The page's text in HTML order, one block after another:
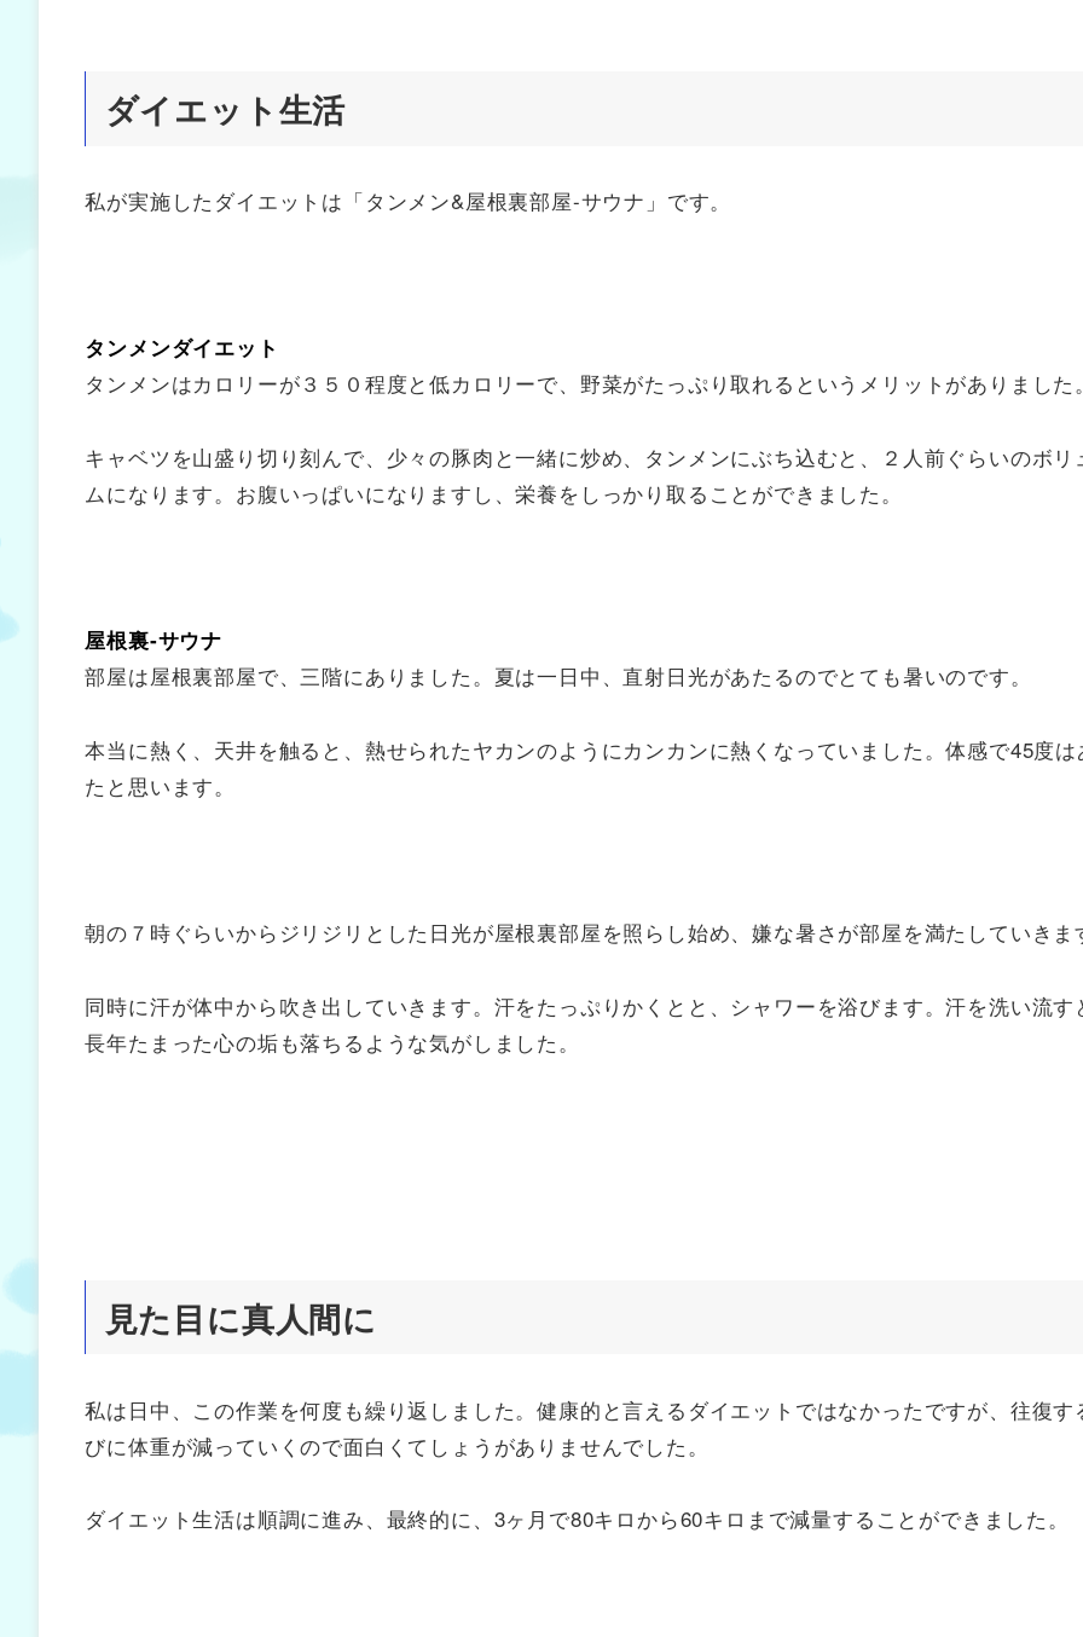
ダイエット生活
私が実施したダイエットは「タンメン&屋根裏部屋-サウナ」です。
タンメンダイエット
タンメンはカロリーが３５０程度と低カロリーで、野菜がたっぷり取れるというメリットがありました
キャベツを山盛り切り刻んで、少々の豚肉と一緒に炒め、タンメンにぶち込むと、２人前ぐらいのボリ
ムになります。お腹いっぱいになりますし、栄養をしっかり取ることができました。
屋根裏‐サウナ
部屋は屋根裏部屋で、三階にありました。夏は一日中、直射日光があたるのでとても暑いのです。
本当に熱く、天井を触ると、熱せられたヤカンのようにカンカンに熱くなっていました。体感で45度は
たと思います。
朝の７時ぐらいからジリジリとした日光が屋根裏部屋を照らし始め、嫌な暑さが部屋を満たしていきま
同時に汗が体中から吹き出していきます。汗をたっぷりかくとと、シャワーを浴びます。汗を洗い流す
長年たまった心の垢も落ちるような気がしました。
見た目に真人間に
私は日中、この作業を何度も繰り返しました。健康的と言えるダイエットではなかったですが、往復す
びに体重が減っていくので面白くてしょうがありませんでした。
ダイエット生活は順調に進み、最終的に、3ヶ月で80キロから60キロまで減量することができました。